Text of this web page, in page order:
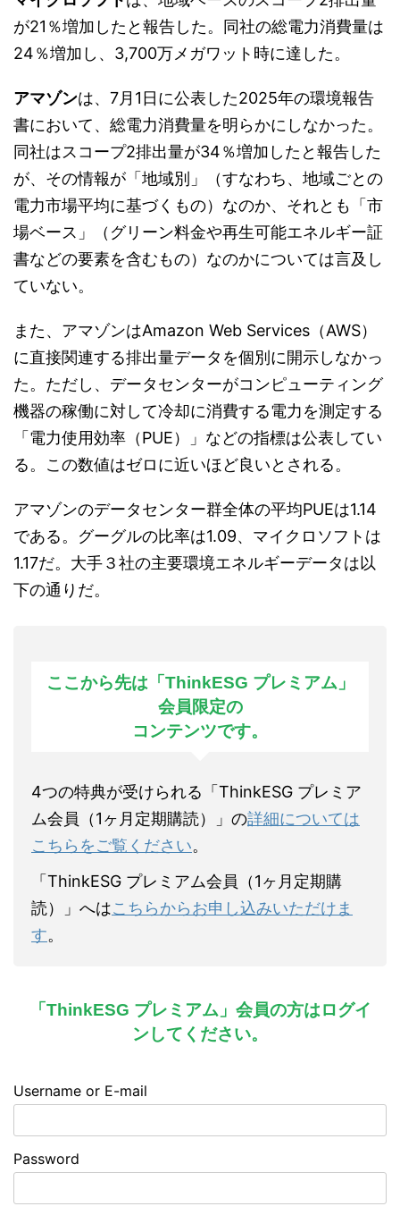
が21％増加したと報告した。同社の総電力消費量は
24％増加し、3,700万メガワット時に達した。
アマゾンは、7月1日に公表した2025年の環境報告
書において、総電力消費量を明らかにしなかった。
同社はスコープ2排出量が34％増加したと報告した
が、その情報が「地域別」（すなわち、地域ごとの
電力市場平均に基づくもの）なのか、それとも「市
場ベース」（グリーン料金や再生可能エネルギー証
書などの要素を含むもの）なのかについては言及し
ていない。
また、アマゾンはAmazon Web Services（AWS）
に直接関連する排出量データを個別に開示しなかっ
た。ただし、データセンターがコンピューティング
機器の稼働に対して冷却に消費する電力を測定する
「電力使用効率（PUE）」などの指標は公表してい
る。この数値はゼロに近いほど良いとされる。
アマゾンのデータセンター群全体の平均PUEは1.14
である。グーグルの比率は1.09、マイクロソフトは
1.17だ。大手３社の主要環境エネルギーデータは以
下の通りだ。
ここから先は「ThinkESG プレミアム」
会員限定の
コンテンツです。
4つの特典が受けられる「ThinkESG プレミア
ム会員（1ヶ月定期購読）」の詳細については
こちらをご覧ください。
「ThinkESG プレミアム会員（1ヶ月定期購
読）」へはこちらからお申し込みいただけま
す。
「ThinkESG プレミアム」会員の方はログイ
ンしてください。
Username or E-mail
Password